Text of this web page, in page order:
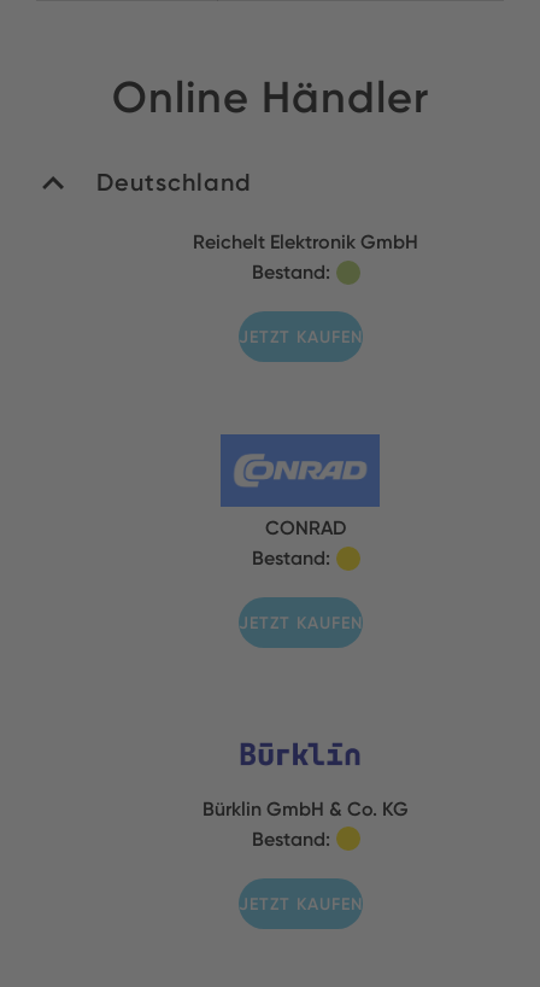
Online Händler
Deutschland
Reichelt Elektronik GmbH
Bestand:
JETZT KAUFEN
CONRAD
Bestand:
JETZT KAUFEN
Bürklin GmbH & Co. KG
Bestand:
JETZT KAUFEN